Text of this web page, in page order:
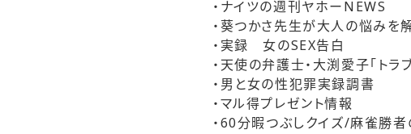
・ナイツの週刊ヤホーNEWS
・葵つかさ先生が大人の悩みを
・実録 女のSEX告白
・天使の弁護士・大渕愛子「トラ
・男と女の性犯罪実録調書
・マル得プレゼント情報
・60分暇つぶしクイズ/麻雀勝者